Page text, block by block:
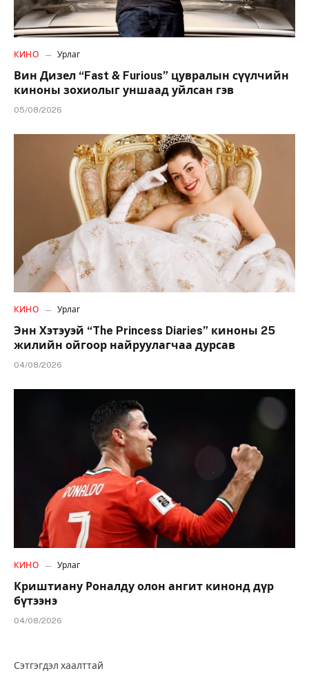
КИНО Урлаг
Вин Дизел “Fast & Furious” цувралын сүүлчийн
киноны зохиолыг уншаад уйлсан гэв
05/08/2026
КИНО Урлаг
Энн Хэтэуэй “The Princess Diaries” киноны 25
жилийн ойгоор найруулагчаа дурсав
04/08/2026
КИНО Урлаг
Криштиану Роналду олон ангит кинонд дүр
бүтээнэ
04/08/2026
Сэтгэгдэл хаалттай